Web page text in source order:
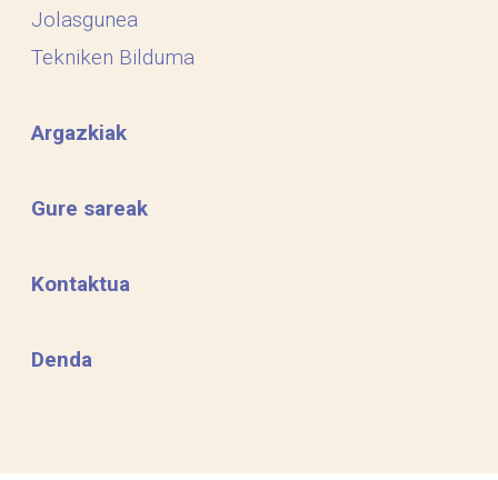
Jolasgunea
Tekniken Bilduma
Argazkiak
Gure sareak
Kontaktua
Denda